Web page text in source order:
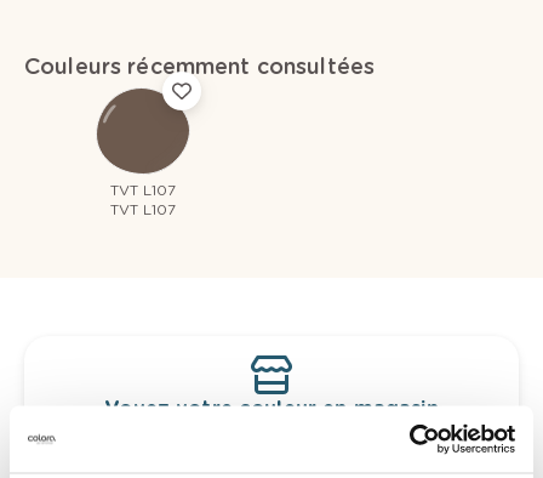
Couleurs récemment consultées
TVT L107
TVT L107
Voyez votre couleur en magasin
Découvrez des échantillons de votre